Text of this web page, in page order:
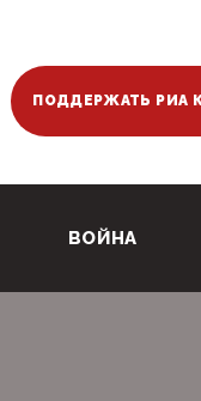
ПОДДЕРЖАТЬ РИА
ВОЙНА